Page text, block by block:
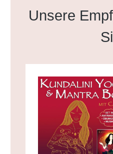
Produktgalerie
Unsere